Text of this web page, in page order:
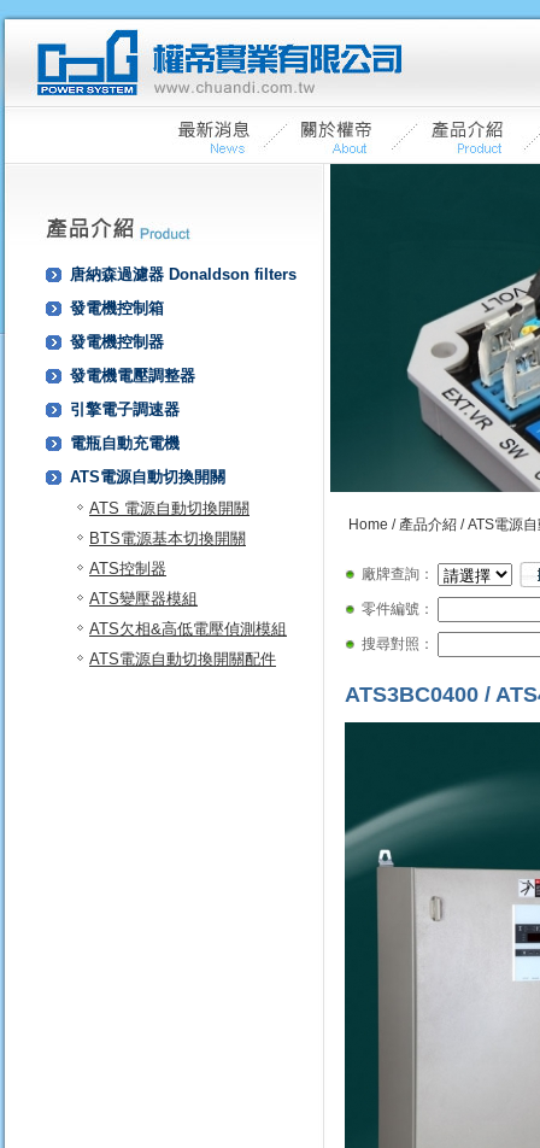
唐納森過濾器 Donaldson filters
發電機控制箱
發電機控制器
發電機電壓調整器
引擎電子調速器
電瓶自動充電機
ATS電源自動切換開關
ATS 電源自動切換開關
BTS電源基本切換開關
ATS控制器
ATS變壓器模組
ATS欠相&高低電壓偵測模組
ATS電源自動切換開關配件
Home / 產品介紹 / ATS電源
廠牌查詢：
零件編號：
搜尋對照：
ATS3BC0400 /